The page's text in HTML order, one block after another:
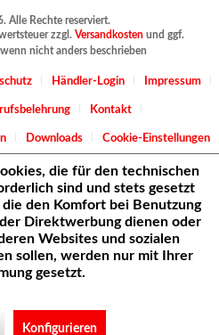
Alle Rechte reserviert.
zzgl. Versandkostenund ggf.
nicht anders beschrieben
Händler-Login Impressum
Kontakt
Downloads Cookie-Einstellungen
die für den technischen
sind und stets gesetzt
den Komfort bei Benutzung
Direktwerbung dienen oder
Websites und sozialen
sollen, werden nur mit Ihrer
gesetzt.
Konfigurieren